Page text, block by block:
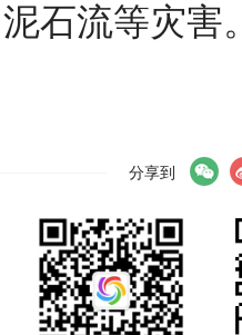
石流等灾害
分享到